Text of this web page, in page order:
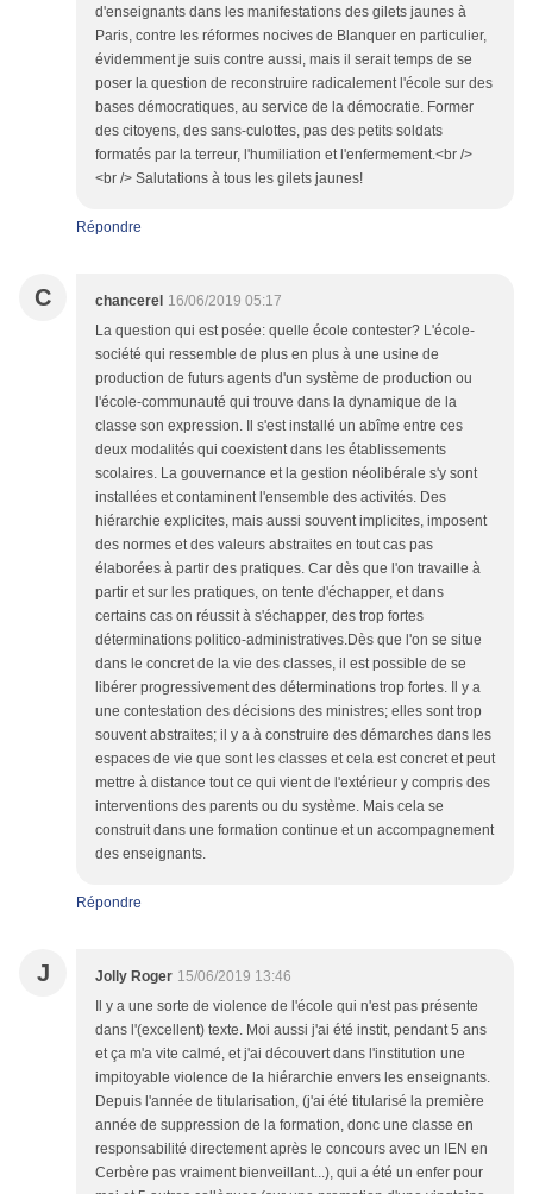
d'enseignants dans les manifestations des gilets jaunes à
Paris, contre les réformes nocives de Blanquer en particulier,
évidemment je suis contre aussi, mais il serait temps de se
poser la question de reconstruire radicalement l'école sur des
bases démocratiques, au service de la démocratie. Former
des citoyens, des sans-culottes, pas des petits soldats
formatés par la terreur, l'humiliation et l'enfermement.<br />
<br /> Salutations à tous les gilets jaunes!
Répondre
C chancerel 16/06/2019 05:17
La question qui est posée: quelle école contester? L'école-
société qui ressemble de plus en plus à une usine de
production de futurs agents d'un système de production ou
l'école-communauté qui trouve dans la dynamique de la
classe son expression. Il s'est installé un abîme entre ces
deux modalités qui coexistent dans les établissements
scolaires. La gouvernance et la gestion néolibérale s'y sont
installées et contaminent l'ensemble des activités. Des
hiérarchie explicites, mais aussi souvent implicites, imposent
des normes et des valeurs abstraites en tout cas pas
élaborées à partir des pratiques. Car dès que l'on travaille à
partir et sur les pratiques, on tente d'échapper, et dans
certains cas on réussit à s'échapper, des trop fortes
déterminations politico-administratives.Dès que l'on se situe
dans le concret de la vie des classes, il est possible de se
libérer progressivement des déterminations trop fortes. Il y a
une contestation des décisions des ministres; elles sont trop
souvent abstraites; il y a à construire des démarches dans les
espaces de vie que sont les classes et cela est concret et peut
mettre à distance tout ce qui vient de l'extérieur y compris des
interventions des parents ou du système. Mais cela se
construit dans une formation continue et un accompagnement
des enseignants.
Répondre
J Jolly Roger 15/06/2019 13:46
Il y a une sorte de violence de l'école qui n'est pas présente
dans l'(excellent) texte. Moi aussi j'ai été instit, pendant 5 ans
et ça m'a vite calmé, et j'ai découvert dans l'institution une
impitoyable violence de la hiérarchie envers les enseignants.
Depuis l'année de titularisation, (j'ai été titularisé la première
année de suppression de la formation, donc une classe en
responsabilité directement après le concours avec un IEN en
Cerbère pas vraiment bienveillant...), qui a été un enfer pour